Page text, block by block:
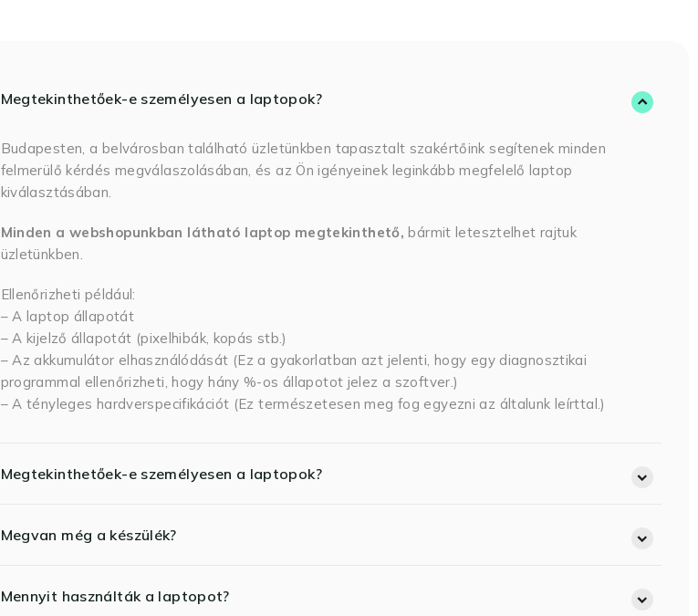
Megtekinthetőek-e személyesen a laptopok?
Budapesten, a belvárosban található üzletünkben tapasztalt szakértőink segítenek minden
felmerülő kérdés megválaszolásában, és az Ön igényeinek leginkább megfelelő laptop
kiválasztásában.
Minden a webshopunkban látható laptop megtekinthető,bármit letesztelhet rajtuk
üzletünkben.
Ellenőrizheti például:
– A laptop állapotát
– A kijelző állapotát (pixelhibák, kopás stb.)
– Az akkumulátor elhasználódását (Ez a gyakorlatban azt jelenti, hogy egy diagnosztikai
programmal ellenőrizheti, hogy hány %-os állapotot jelez a szoftver.)
– A tényleges hardverspecifikációt (Ez természetesen meg fog egyezni az általunk leírttal.)
Megtekinthetőek-e személyesen a laptopok?
Megvan még a készülék?
Mennyit használták a laptopot?